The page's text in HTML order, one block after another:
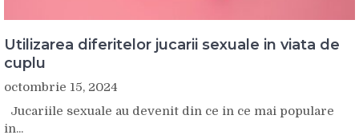
Utilizarea diferitelor jucarii sexuale in viata de
cuplu
octombrie 15, 2024
Jucariile sexuale au devenit din ce in ce mai populare
in...